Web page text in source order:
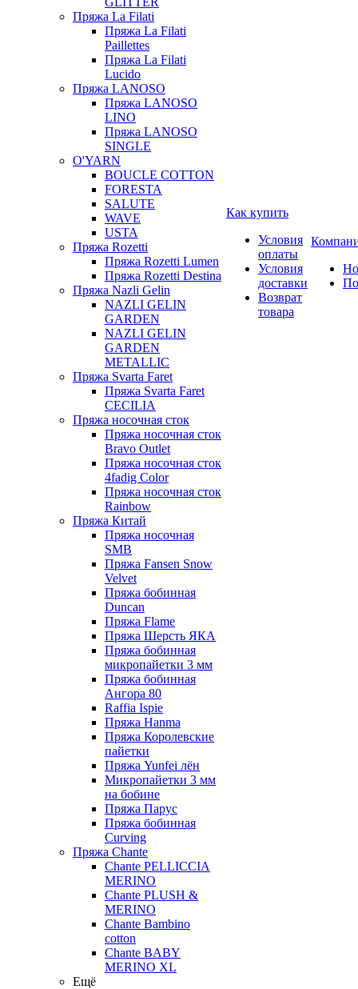
Пряжа La Filati
Пряжа La Filati
Paillettes
Пряжа La Filati
Lucido
Пряжа LANOSO
Пряжа LANOSO
LINO
Пряжа LANOSO
SINGLE
O'YARN
BOUCLE COTTON
FORESTA
SALUTE
WAVE
USTA
Пряжа Rozetti
Пряжа Rozetti Lumen
Пряжа Rozetti Destina
Пряжа Nazli Gelin
NAZLI GELIN
GARDEN
NAZLI GELIN
GARDEN
METALLIC
Пряжа Svarta Faret
Пряжа Svarta Faret
CECILIA
Пряжа носочная сток
Пряжа носочная сток
Bravo Outlet
Пряжа носочная сток
4fadig Color
Пряжа носочная сток
Rainbow
Пряжа Китай
Пряжа носочная
SMB
Пряжа Fansen Snow
Velvet
Пряжа бобинная
Duncan
Пряжа Flame
Пряжа Шерсть ЯКА
Пряжа бобинная
микропайетки 3 мм
Пряжа бобинная
Ангора 80
Raffia Ispie
Пряжа Hanma
Пряжа Королевские
пайетки
Пряжа Yunfei лён
Микропайетки 3 мм
на бобине
Пряжа Парус
Пряжа бобинная
Curving
Пряжа Chante
Chante PELLICCIA
MERINO
Chante PLUSH &
MERINO
Chante Bambino
cotton
Chante BABY
MERINO XL
Ещё
Как купить
Условия
оплаты
Условия
доставки
Возврат
товара